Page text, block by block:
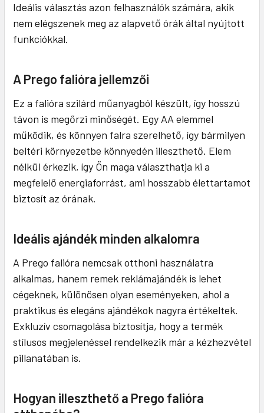
Ideális választás azon felhasználók számára, akik
nem elégszenek meg az alapvető órák által nyújtott
funkciókkal.
A Prego falióra jellemzői
Ez a falióra szilárd műanyagból készült, így hosszú
távon is megőrzi minőségét. Egy AA elemmel
működik, és könnyen falra szerelhető, így bármilyen
beltéri környezetbe könnyedén illeszthető. Elem
nélkül érkezik, így Ön maga választhatja ki a
megfelelő energiaforrást, ami hosszabb élettartamot
biztosít az órának.
Ideális ajándék minden alkalomra
A Prego falióra nemcsak otthoni használatra
alkalmas, hanem remek reklámajándék is lehet
cégeknek, különösen olyan eseményeken, ahol a
praktikus és elegáns ajándékok nagyra értékeltek.
Exkluzív csomagolása biztosítja, hogy a termék
stílusos megjelenéssel rendelkezik már a kézhezvétel
pillanatában is.
Hogyan illeszthető a Prego falióra